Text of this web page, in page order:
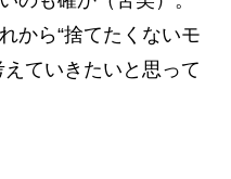
から“捨てたくないモ
ていきたいと思って